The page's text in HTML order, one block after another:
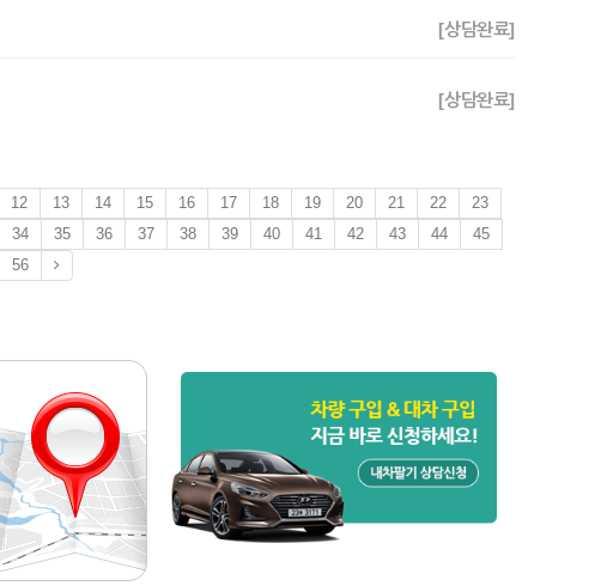
[상담완료]
[상담완료]
12 13 14 15 16 17 18 19 20 21 22
23
34 35 36 37 38 39 40 41 42 43 44
45
56